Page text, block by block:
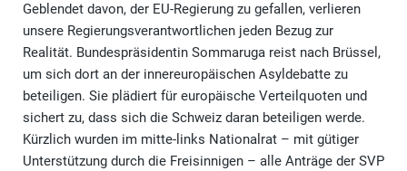
Geblendet davon, der EU-Regierung zu gefallen, verlieren
unsere Regierungsverantwortlichen jeden Bezug zur
Realität. Bundespräsidentin Sommaruga reist nach Brüssel,
um sich dort an der innereuropäischen Asyldebatte zu
beteiligen. Sie plädiert für europäische Verteilquoten und
sichert zu, dass sich die Schweiz daran beteiligen werde.
Kürzlich wurden im mitte-links Nationalrat – mit gütiger
Unterstützung durch die Freisinnigen – alle Anträge der SVP